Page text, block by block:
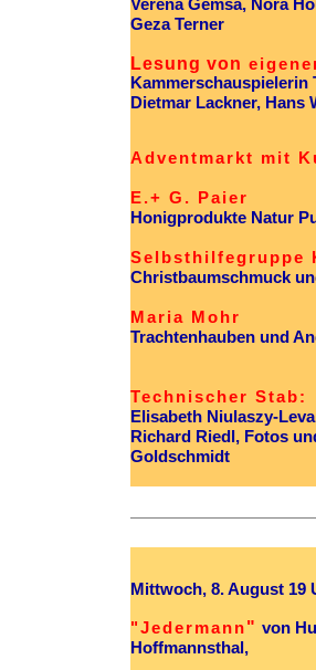
Verena Gemsa, Nora
Geza Terner
Lesung von
Kammerschauspielerin
Dietmar Lackner, Hans
Adventmarkt mit
E.+ G. Paier
Honigprodukte Natur
Selbsthilfegruppe
Christbaumschmuck
Maria Mohr
Trachtenhauben und
Technischer Stab:
Elisabeth Niulaszy-
Richard Riedl, Fotos
Goldschmidt
Mittwoch, 8. August 19
"Jedermann" von
Hoffmannsthal,